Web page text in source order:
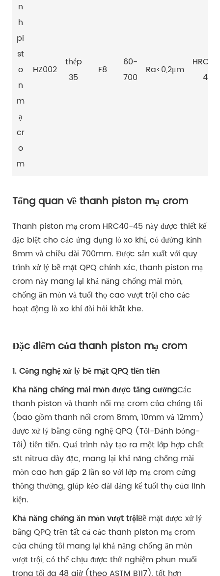
n
h
pi
st
o
n
m
ạ
cr
o
m
HZ002
thép
35
F8
60-
700
Ra<0,2μm
45
Tổng quan về thanh piston mạ crom
Thanh piston mạ crom HRC40-45 này được thiết kế
đặc biệt cho các ứng dụng lò xo khí, có đường kính
8mm và chiều dài 700mm. Được sản xuất với quy
trình xử lý bề mặt QPQ chính xác, thanh piston mạ
crom này mang lại khả năng chống mài mòn,
chống ăn mòn và tuổi thọ cao vượt trội cho các
hoạt động lò xo khí đòi hỏi khắt khe.
Đặc điểm của thanh piston mạ crom
1. Công nghệ xử lý bề mặt QPQ tiên tiến
Khả năng chống mài mòn được tăng cườngCác
thanh piston và thanh nối mạ crom của chúng tôi
(bao gồm thanh nối crom 8mm, 10mm và 12mm)
được xử lý bằng công nghệ QPQ (Tôi-Đánh bóng-
Tôi) tiên tiến. Quá trình này tạo ra một lớp hợp chất
sắt nitrua dày đặc, mang lại khả năng chống mài
mòn cao hơn gấp 2 lần so với lớp mạ crom cứng
thông thường, giúp kéo dài đáng kể tuổi thọ của linh
kiện.
Khả năng chống ăn mòn vượt trộiBề mặt được xử lý
bằng QPQ trên tất cả các thanh piston mạ crom
của chúng tôi mang lại khả năng chống ăn mòn
vượt trội, có thể chịu được thử nghiệm phun muối